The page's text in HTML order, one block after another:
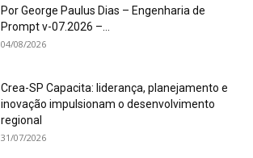
Por George Paulus Dias – Engenharia de
Prompt v-07.2026 –...
04/08/2026
Crea-SP Capacita: liderança, planejamento e
inovação impulsionam o desenvolvimento
regional
31/07/2026